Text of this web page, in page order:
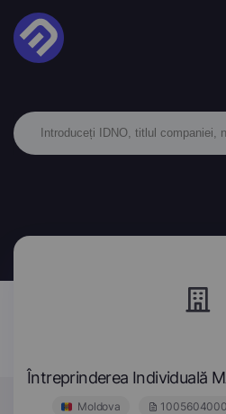
Întreprinderea Individuală
Moldova